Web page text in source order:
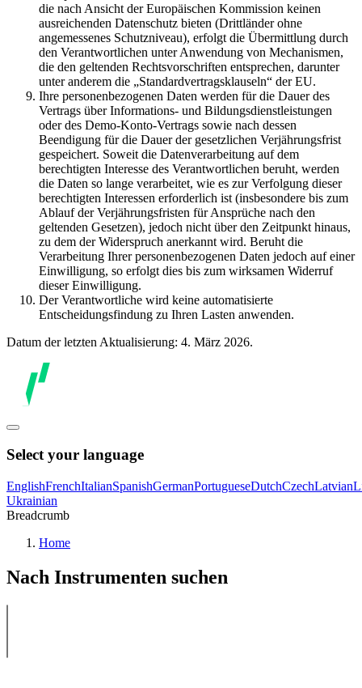
die nach Ansicht der Europäischen Kommission keinen
ausreichenden Datenschutz bieten (Drittländer ohne
angemessenes Schutzniveau), erfolgt die Übermittlung durch
den Verantwortlichen unter Anwendung von Mechanismen,
die den geltenden Rechtsvorschriften entsprechen, darunter
unter anderem die „Standardvertragsklauseln“ der EU.
Ihre personenbezogenen Daten werden für die Dauer des
Vertrags über Informations- und Bildungsdienstleistungen
oder des Demo-Konto-Vertrags sowie nach dessen
Beendigung für die Dauer der gesetzlichen Verjährungsfrist
gespeichert. Soweit die Datenverarbeitung auf dem
berechtigten Interesse des Verantwortlichen beruht, werden
die Daten so lange verarbeitet, wie es zur Verfolgung dieser
berechtigten Interessen erforderlich ist (insbesondere bis zum
Ablauf der Verjährungsfristen für Ansprüche nach den
geltenden Gesetzen), jedoch nicht über den Zeitpunkt hinaus,
zu dem der Widerspruch anerkannt wird. Beruht die
Verarbeitung Ihrer personenbezogenen Daten jedoch auf einer
Einwilligung, so erfolgt dies bis zum wirksamen Widerruf
dieser Einwilligung.
Der Verantwortliche wird keine automatisierte
Entscheidungsfindung zu Ihren Lasten anwenden.
Datum der letzten Aktualisierung: 4. März 2026.
Select your language
EnglishFrenchItalianSpanishGermanPortugueseDutchCzechLatvian
Ukrainian
Breadcrumb
Home
Nach Instrumenten suchen